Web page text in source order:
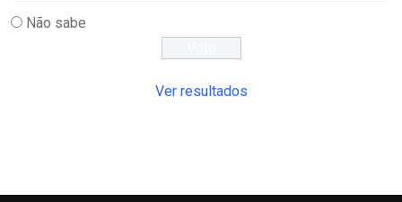
Não sabe
Ver resultados